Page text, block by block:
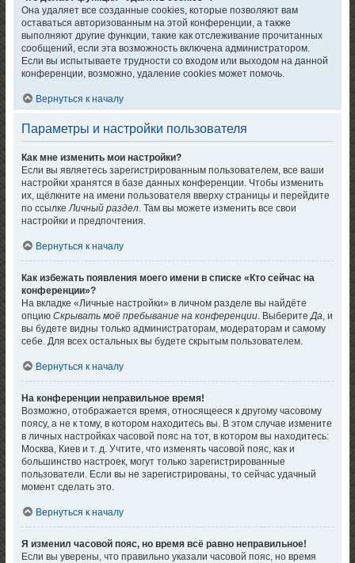
Она удаляет все созданные cookies, которые позволяют вам
оставаться авторизованным на этой конференции, а также
выполняют другие функции, такие как отслеживание прочитанных
сообщений, если эта возможность включена администратором.
Если вы испытываете трудности со входом или выходом на данной
конференции, возможно, удаление cookies может помочь.
Вернуться к началу
Параметры и настройки пользователя
Как мне изменить мои настройки?
Если вы являетесь зарегистрированным пользователем, все ваши
настройки хранятся в базе данных конференции. Чтобы изменить
их, щёлкните на имени пользователя вверху страницы и перейдите
по ссылкеЛичный раздел. Там вы можете изменить все свои
настройки и предпочтения.
Вернуться к началу
Как избежать появления моего имени в списке «Кто сейчас на
конференции»?
На вкладке «Личные настройки» в личном разделе вы найдёте
опциюСкрывать моё пребывание на конференции. ВыберитеДа, и
вы будете видны только администраторам, модераторам и самому
себе. Для всех остальных вы будете скрытым пользователем.
Вернуться к началу
На конференции неправильное время!
Возможно, отображается время, относящееся к другому часовому
поясу, а не к тому, в котором находитесь вы. В этом случае измените
в личных настройках часовой пояс на тот, в котором вы находитесь:
Москва, Киев и т. д. Учтите, что изменять часовой пояс, как и
большинство настроек, могут только зарегистрированные
пользователи. Если вы не зарегистрированы, то сейчас удачный
момент сделать это.
Вернуться к началу
Я изменил часовой пояс, но время всё равно неправильное!
Если вы уверены, что правильно указали часовой пояс, но время